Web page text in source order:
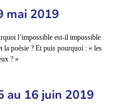
mai 2019
l’impossible est-il impossible
la poésie ? Et puis pourquoi : « les
? »
au 16 juin 2019